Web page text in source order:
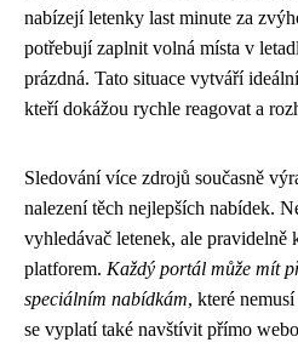
nabízejí letenky last minute za
potřebují zaplnit volná místa v
prázdná. Tato situace vytváří
kteří dokážou rychle reagovat a
Sledování více zdrojů současně
nalezení těch nejlepších nabídek.
vyhledávač letenek, ale
platforem. Každý portál může mít
speciálním nabídkám, které
se vyplatí také navštívit přímo